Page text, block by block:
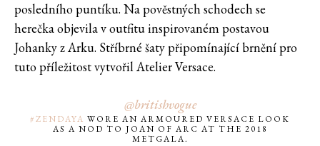
posledního puntíku. Na pověstných schodech se
herečka objevila v outfitu inspirovaném postavou
Johanky z Arku. Stříbrné šaty připomínající brnění pro
tuto příležitost vytvořil Atelier Versace.
@britishvogue
#ZENDAYA WORE AN ARMOURED VERSACE LOOK
AS A NOD TO JOAN OF ARC AT THE 2018
METGALA.